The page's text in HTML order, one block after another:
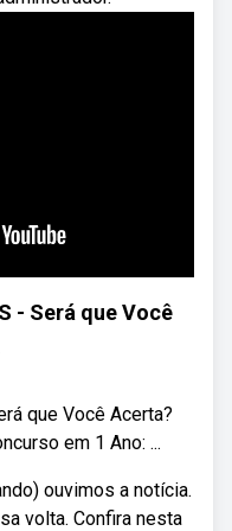
- Será que Você
que Você Acerta?
em 1 Ano: ...
ouvimos a notícia.
volta. Confira nesta